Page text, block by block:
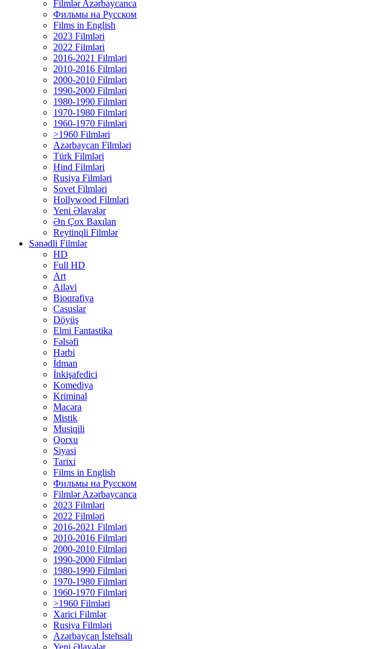
Filmlər Azərbaycanca
Фильмы на Русском
Films in English
2023 Filmləri
2022 Filmləri
2016-2021 Filmləri
2010-2016 Filmləri
2000-2010 Filmləri
1990-2000 Filmləri
1980-1990 Filmləri
1970-1980 Filmləri
1960-1970 Filmləri
>1960 Filmləri
Azərbaycan Filmləri
Türk Filmləri
Hind Filmləri
Rusiya Filmləri
Sovet Filmləri
Hollywood Filmləri
Yeni Əlavələr
Ən Çox Baxılan
Reytinqli Filmlər
Sənədli Filmlər
HD
Full HD
Art
Ailəvi
Bioqrafiya
Casuslar
Döyüş
Elmi Fantastika
Fəlsəfi
Hərbi
İdman
İnkişafedici
Komediya
Kriminal
Macəra
Mistik
Musiqili
Qorxu
Siyasi
Tarixi
Films in English
Фильмы на Русском
Filmlər Azərbaycanca
2023 Filmləri
2022 Filmləri
2016-2021 Filmləri
2010-2016 Filmləri
2000-2010 Filmləri
1990-2000 Filmləri
1980-1990 Filmləri
1970-1980 Filmləri
1960-1970 Filmləri
>1960 Filmləri
Xarici Filmlər
Rusiya Filmləri
Azərbaycan İstehsalı
Yeni Əlavələr